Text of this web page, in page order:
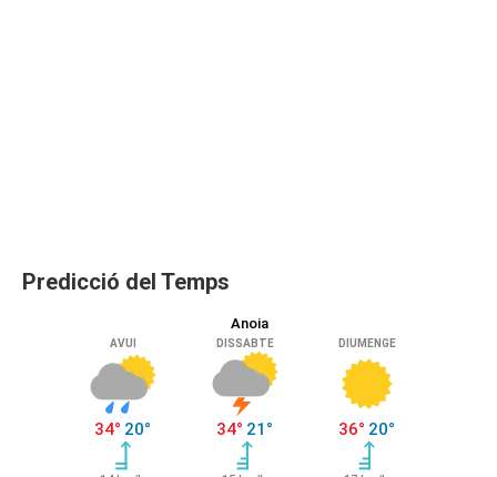
Predicció del Temps